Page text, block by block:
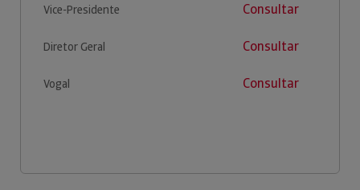
Vice-Presidente Consultar
Diretor Geral Consultar
Vogal Consultar